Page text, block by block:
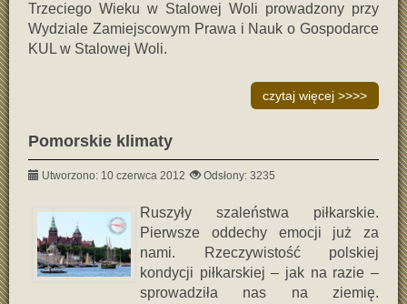
Trzeciego Wieku w Stalowej Woli prowadzony przy
Wydziale Zamiejscowym Prawa i Nauk o Gospodarce
KUL w Stalowej Woli.
czytaj więcej >>>>
Pomorskie klimaty
Utworzono: 10 czerwca 2012 Odsłony: 3235
Ruszyły szaleństwa piłkarskie.
Pierwsze oddechy emocji już za
nami. Rzeczywistość polskiej
kondycji piłkarskiej – jak na razie –
sprowadziła nas na ziemię.